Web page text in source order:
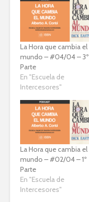
La Hora que cambia el
mundo – #04/04 – 3º
Parte
En "Escuela de
Intercesores"
La Hora que cambia el
mundo – #02/04 – 1º
Parte
En "Escuela de
Intercesores"